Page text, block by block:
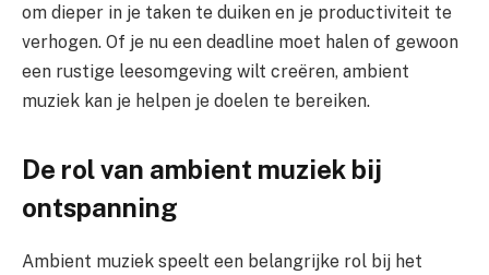
om dieper in je taken te duiken en je productiviteit te
verhogen. Of je nu een deadline moet halen of gewoon
een rustige leesomgeving wilt creëren, ambient
muziek kan je helpen je doelen te bereiken.
De rol van ambient muziek bij
ontspanning
Ambient muziek speelt een belangrijke rol bij het